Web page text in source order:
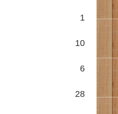
1
10
6
28